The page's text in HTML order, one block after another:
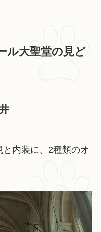
ル大聖堂の見ど
内装に、2種類のオ